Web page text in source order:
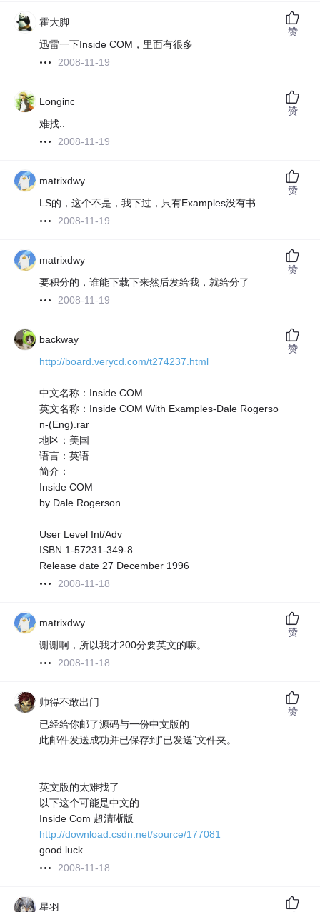
霍大脚
迅雷一下Inside COM，里面有很多
2008-11-19
赞
Longinc
难找..
2008-11-19
赞
matrixdwy
LS的，这个不是，我下过，只有Examples没有书
2008-11-19
赞
matrixdwy
要积分的，谁能下载下来然后发给我，就给分了
2008-11-19
赞
backway
http://board.verycd.com/t274237.html
中文名称：Inside COM
英文名称：Inside COM With Examples-Dale Rogerso
n-(Eng).rar
地区：美国
语言：英语
简介：
Inside COM
by Dale Rogerson
User Level Int/Adv
ISBN 1-57231-349-8
Release date 27 December 1996
2008-11-18
赞
matrixdwy
谢谢啊，所以我才200分要英文的嘛。
2008-11-18
赞
帅得不敢出门
已经给你邮了源码与一份中文版的
此邮件发送成功并已保存到“已发送”文件夹。
英文版的太难找了
以下这个可能是中文的
Inside Com 超清晰版
http://download.csdn.net/source/177081
good luck
2008-11-18
赞
星羽